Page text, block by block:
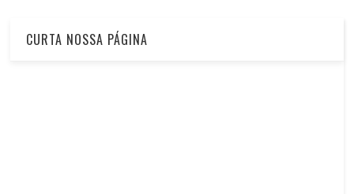
CURTA NOSSA PÁGINA